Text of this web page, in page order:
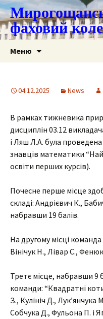
фаховий
Меню
04.12.2025 News
В рамках тижневика
дисциплін 03.12
і Ляш Л.А. була
знавців математики
освіти перших курсів).
Почесне перше місце
складі: Андрієвич К.,
набравши 19 балів.
На другому місці
Вінічук Н., Лівар С.,
Третє місце, набравши 9
команди: “Квадратні
З., Кулініч Д.,
Собчука Д., Фульона П. і